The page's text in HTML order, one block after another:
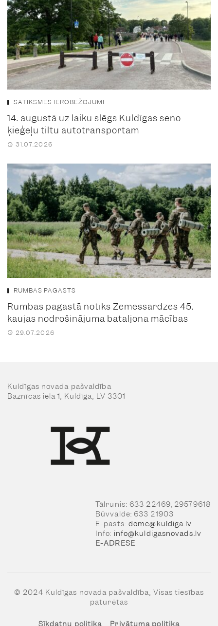
SATIKSMES IEROBEŽOJUMI
14. augustā uz laiku slēgs Kuldīgas seno
ķieģeļu tiltu autotransportam
31.07.2026
RUMBAS PAGASTS
Rumbas pagastā notiks Zemessardzes 45.
kaujas nodrošinājuma bataljona mācības
29.07.2026
Kuldīgas novada pašvaldība
Baznīcas iela 1, Kuldīga, LV 3301
Tālrunis: 633 22469, 29579618
Būvvalde: 633 21903
E-pasts: dome@kuldiga.lv
Info: info@kuldigasnovads.lv
E-ADRESE
© 2024 Kuldīgas novada pašvaldība, Visas tiesības
paturētas
Sīkdatņu politika Privātuma politika